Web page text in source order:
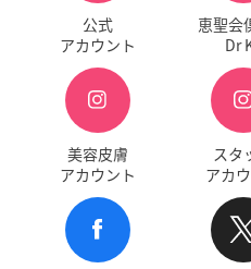
公式
アカウント
恵聖会
Dr
美容皮膚
アカウント
スタ
アカ